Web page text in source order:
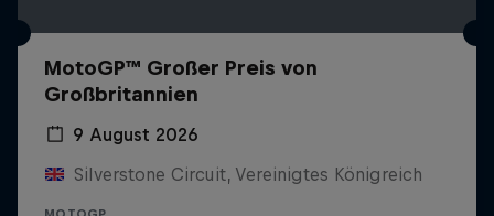
MotoGP™ Großer Preis von
Großbritannien
9 August 2026
Silverstone Circuit, Vereinigtes Königreich